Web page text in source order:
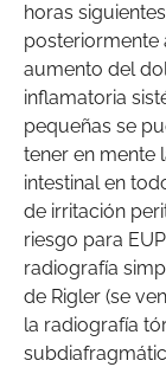
horas
posteriormente
aumento del
inflamatoria
pequeñas se
tener en mente
intestinal en
de irritación
riesgo para EUP
radiografía
de Rigler (se
la radiografía